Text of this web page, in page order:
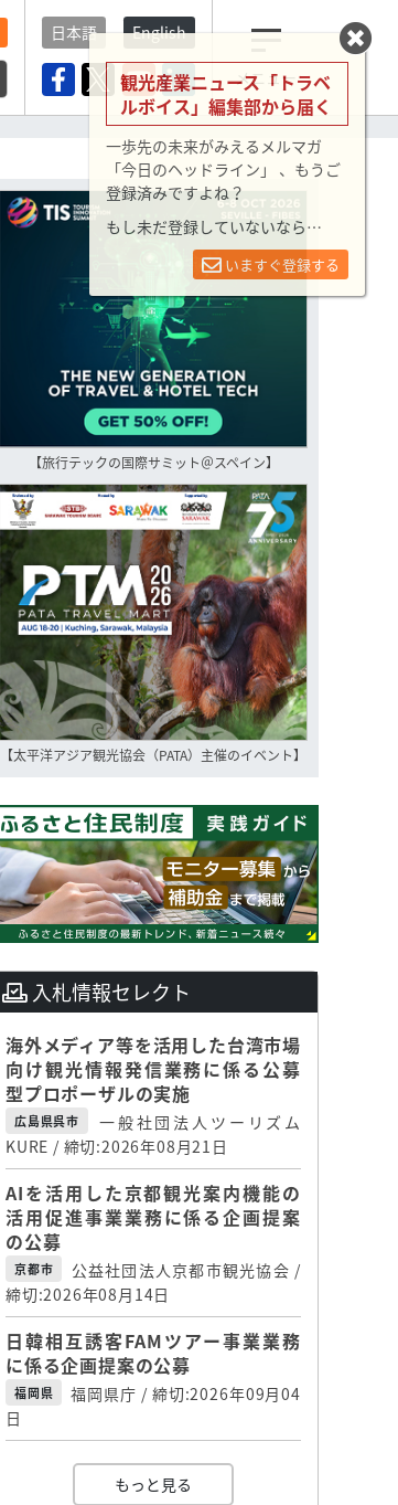
日本語 English
メニュー
【旅行テックの国際サミット＠スペイン】
【太平洋アジア観光協会（PATA）主催のイベント】
入札情報セレクト
海外メディア等を活用した台湾市場
向け観光情報発信業務に係る公募
型プロポーザルの実施
広島県呉市
一般社団法人ツーリズム
KURE / 締切:2026年08月21日
AIを活用した京都観光案内機能の
活用促進事業業務に係る企画提案
の公募
京都市
公益社団法人京都市観光協会 /
締切:2026年08月14日
日韓相互誘客FAMツアー事業業務
に係る企画提案の公募
福岡県
福岡県庁 / 締切:2026年09月04
日
もっと見る
観光産業ニュース「トラベ
ルボイス」編集部から届く
一歩先の未来がみえるメルマガ
「今日のヘッドライン」 、もうご
登録済みですよね？
もし未だ登録していないなら…
いますぐ登録する